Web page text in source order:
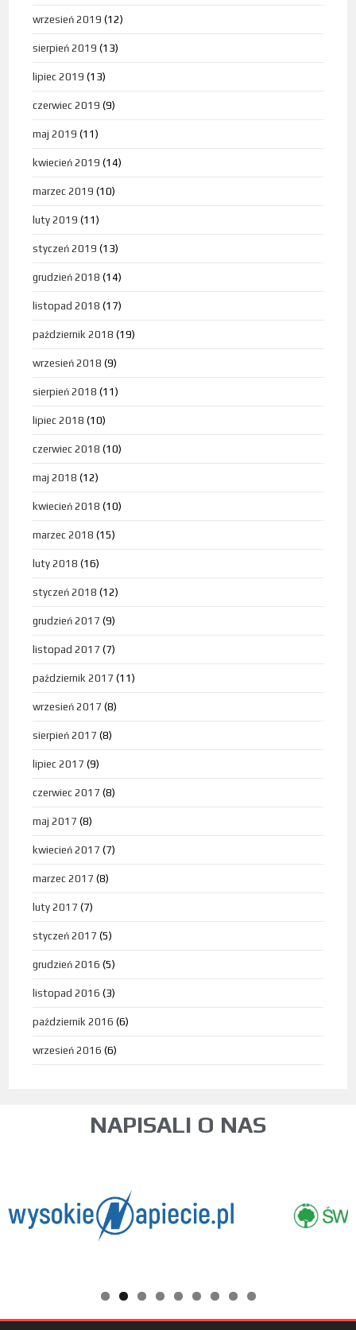
wrzesień 2019 (12)
sierpień 2019 (13)
lipiec 2019 (13)
czerwiec 2019 (9)
maj 2019 (11)
kwiecień 2019 (14)
marzec 2019 (10)
luty 2019 (11)
styczeń 2019 (13)
grudzień 2018 (14)
listopad 2018 (17)
październik 2018 (19)
wrzesień 2018 (9)
sierpień 2018 (11)
lipiec 2018 (10)
czerwiec 2018 (10)
maj 2018 (12)
kwiecień 2018 (10)
marzec 2018 (15)
luty 2018 (16)
styczeń 2018 (12)
grudzień 2017 (9)
listopad 2017 (7)
październik 2017 (11)
wrzesień 2017 (8)
sierpień 2017 (8)
lipiec 2017 (9)
czerwiec 2017 (8)
maj 2017 (8)
kwiecień 2017 (7)
marzec 2017 (8)
luty 2017 (7)
styczeń 2017 (5)
grudzień 2016 (5)
listopad 2016 (3)
październik 2016 (6)
wrzesień 2016 (6)
NAPISALI O NAS